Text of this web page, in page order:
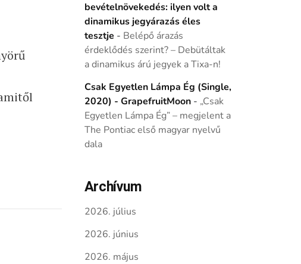
bevételnövekedés: ilyen volt a
dinamikus jegyárazás éles
tesztje - Belépő árazás
érdeklődés szerint? – Debütáltak
a dinamikus árú jegyek a Tixa-n!
Csak Egyetlen Lámpa Ég (Single,
2020) - GrapefruitMoon- „Csak
Egyetlen Lámpa Ég” – megjelent a
The Pontiac első magyar nyelvű
dala
Archívum
2026. július
2026. június
2026. május